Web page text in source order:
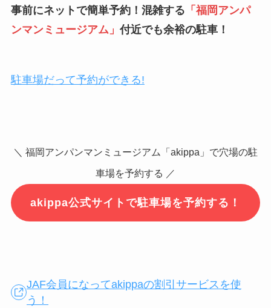
事前にネットで簡単予約！混雑する 「 福岡 アンパ
ンマンミュージアム」付近でも余裕の駐車！
駐車場だって予約ができる!
＼ 福岡アンパンマンミュージアム「akippa」で穴場の駐
車場を予約する ／
akippa公式サイトで駐車場を予約する！
JAF会員になってakippaの割引サービスを使
う！